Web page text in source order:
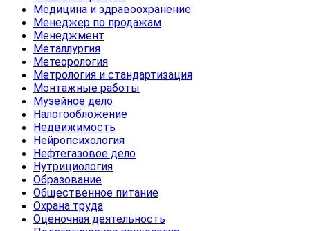
Медицина и здравоохранение
Менеджер по продажам
Менеджмент
Металлургия
Метеорология
Метрология и стандартизация
Монтажные работы
Музейное дело
Налогообложение
Недвижимость
Нейропсихология
Нефтегазовое дело
Нутрициология
Образование
Общественное питание
Охрана труда
Оценочная деятельность